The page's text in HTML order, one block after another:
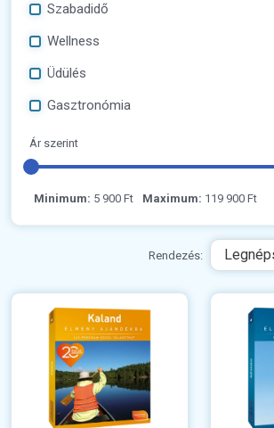
Szabadidő
Wellness
Üdülés
Gasztronómia
Ár szerint
Minimum: 5 900 Ft Maximum: 119 900 Ft
Rendezés: